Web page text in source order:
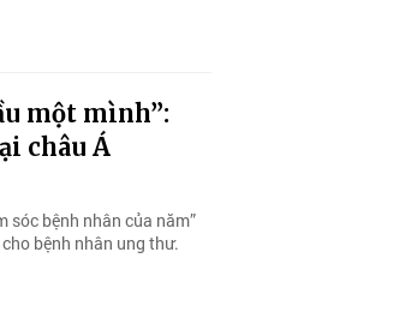
một mình”:
châu Á
sóc bệnh nhân của năm”
bệnh nhân ung thư.